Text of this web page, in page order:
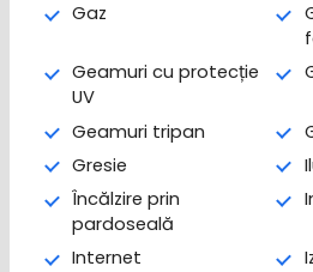
Gaz
Geamuri cu protecție
UV
Geamuri tripan
Gresie
Încălzire prin
pardoseală
Internet